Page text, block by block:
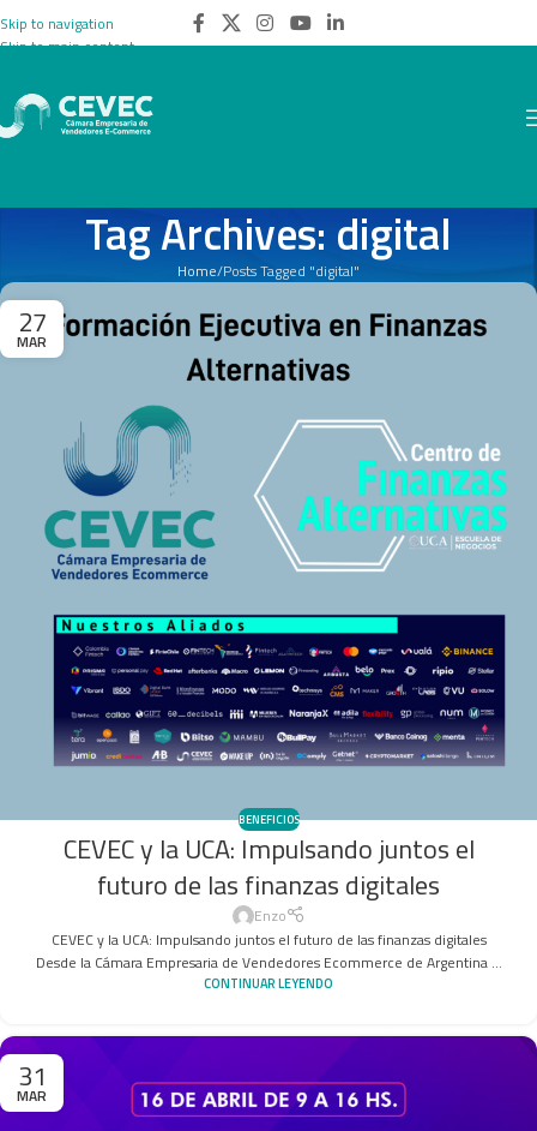
Skip to navigation
Skip to main content
Tag Archives: digital
Home Posts Tagged "digital"
27
MAR
BENEFICIOS
CEVEC y la UCA: Impulsando juntos el
futuro de las finanzas digitales
Enzo
CEVEC y la UCA: Impulsando juntos el futuro de las finanzas digitales
Desde la Cámara Empresaria de Vendedores Ecommerce de Argentina ...
CONTINUAR LEYENDO
31
MAR